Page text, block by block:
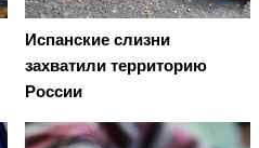
Испанские слизни
захватили территорию
России